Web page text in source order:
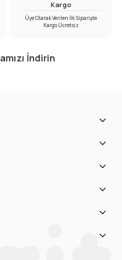
Kargo
Üye Olarak Verilen İlk Siparişte
Kargo Ücretsiz
İndirin